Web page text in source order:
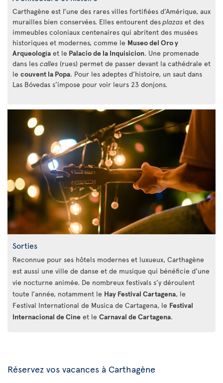
Carthagène est l’une des rares villes fortifiées d’Amérique, aux
murailles bien conservées. Elles entourent desplazas et des
immeubles coloniaux centenaires qui abritent des musées
historiques et modernes, comme le Museo del Oro y
Arqueología et le Palacio de la Inquisicion. Une promenade
dans les calles (rues) permet de passer devant la cathédrale et
le couvent la Popa. Pour les adeptes d’histoire, un saut dans
Las Bóvedas s’impose pour voir leurs 23 donjons.
Sorties
Reconnue pour ses hôtels modernes et luxueux, Carthagène
est aussi une ville de danse et de musique qui bénéficie d’une
vie nocturne animée. De nombreux festivals s’y déroulent
toute l’année, notamment le Hay Festival Cartagena, le
Festival International de Musica de Cartagena, le Festival
Internacional de Cine et le Carnaval de Cartagena.
Réservez vos vacances à Carthagène